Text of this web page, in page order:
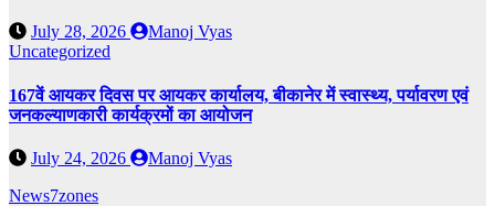
July 28, 2026
Manoj Vyas
Uncategorized
167वें आयकर दिवस पर आयकर कार्यालय, बीकानेर में स्वास्थ्य, पर्यावरण एवं
जनकल्याणकारी कार्यक्रमों का आयोजन
July 24, 2026
Manoj Vyas
News7zones